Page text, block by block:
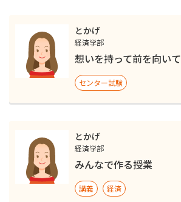
とかげ
経済学部
想いを持って前を向いて
センター試験
とかげ
経済学部
みんなで作る授業
講義 経済